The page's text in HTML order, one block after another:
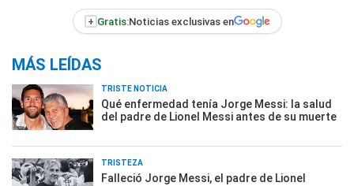
+ Gratis:Noticias exclusivas en
MÁS LEÍDAS
TRISTE NOTICIA
Qué enfermedad tenía Jorge Messi: la salud
del padre de Lionel Messi antes de su muerte
TRISTEZA
Falleció Jorge Messi, el padre de Lionel